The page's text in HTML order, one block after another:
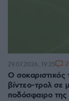
Ο σοκαριστικός
βίντεο-τρολ σε
ποδόσφαιρο της
29.07.2026, 19:25